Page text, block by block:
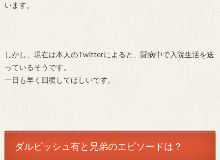
います。
しかし、現在は本人のTwitterによると、闘病中で入院生活を送
っているそうです。
一日も早く回復してほしいです。
ダルビッシュ有と兄弟のエピソードは？